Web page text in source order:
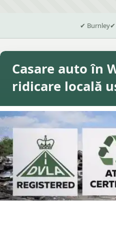
✔ Burnley✔
Casare auto în
ridicare locală